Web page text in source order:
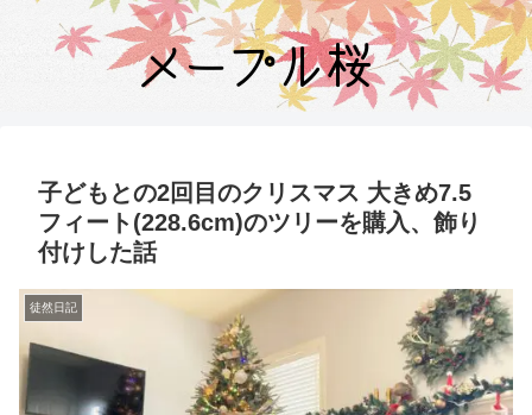
子どもとの2回目のクリスマス 大きめ7.5
フィート(228.6cm)のツリーを購入、飾り
付けした話
徒然日記